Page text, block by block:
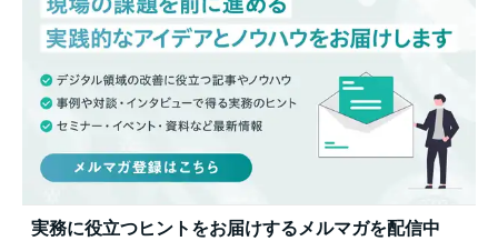
実務に役立つヒントをお届けするメルマガを配信中